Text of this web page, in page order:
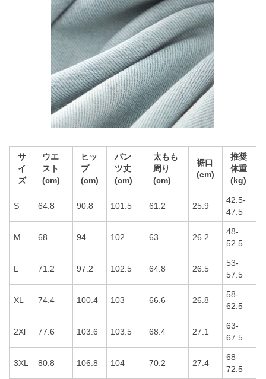
サ
イ
ズ
ウエ
スト
(cm)
ヒッ
プ
(cm)
パン
ツ丈
(cm)
太もも
周り
(cm)
裾口
(cm)
推奨
体重
(kg)
S 64.8 90.8 101.5 61.2 25.9
42.5-
47.5
M 68 94 102 63 26.2
48-
52.5
L 71.2 97.2 102.5 64.8 26.5
53-
57.5
XL 74.4 100.4 103 66.6 26.8
58-
62.5
2Xl 77.6 103.6 103.5 68.4 27.1
63-
67.5
3XL 80.8 106.8 104 70.2 27.4
68-
72.5